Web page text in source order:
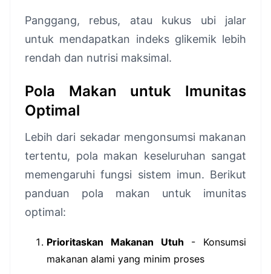
Panggang, rebus, atau kukus ubi jalar
untuk mendapatkan indeks glikemik lebih
rendah dan nutrisi maksimal.
Pola Makan untuk Imunitas
Optimal
Lebih dari sekadar mengonsumsi makanan
tertentu, pola makan keseluruhan sangat
memengaruhi fungsi sistem imun. Berikut
panduan pola makan untuk imunitas
optimal:
Prioritaskan Makanan Utuh - Konsumsi
makanan alami yang minim proses